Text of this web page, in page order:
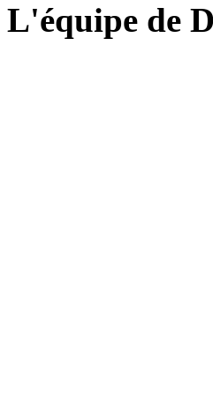
L'équipe de